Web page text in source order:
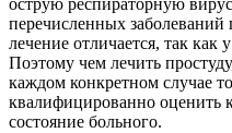
острую респираторную
перечисленных заболеваний
лечение отличается, так
Поэтому чем лечить
каждом конкретном случае
квалифицированно оценить
состояние больного.